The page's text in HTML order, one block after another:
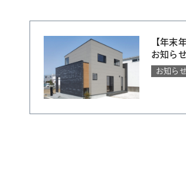
【年末
お知らせ
お知らせ